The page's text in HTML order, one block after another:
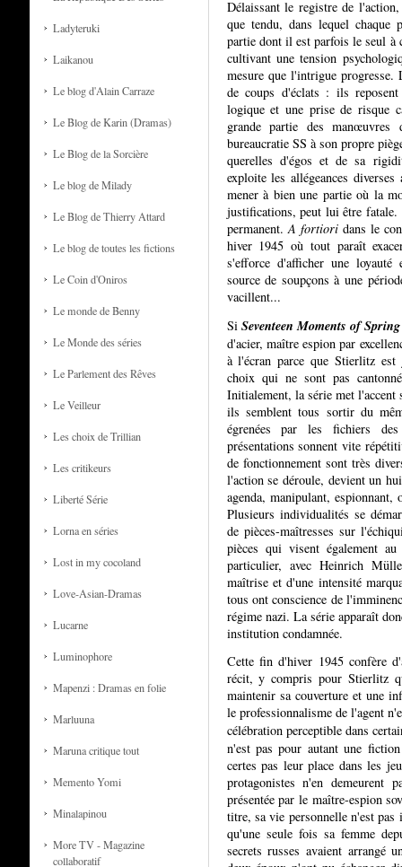
Ladyteruki
Laikanou
Le blog d'Alain Carraze
Le Blog de Karin (Dramas)
Le Blog de la Sorcière
Le blog de Milady
Le Blog de Thierry Attard
Le blog de toutes les fictions
Le Coin d'Oniros
Le monde de Benny
Le Monde des séries
Le Parlement des Rêves
Le Veilleur
Les choix de Trillian
Les critikeurs
Liberté Série
Lorna en séries
Lost in my cocoland
Love-Asian-Dramas
Lucarne
Luminophore
Mapenzi : Dramas en folie
Marluuna
Maruna critique tout
Memento Yomi
Minalapinou
More TV - Magazine
collaboratif
Délaissant le registre de
que tendu, dans lequel chaque
partie dont il est parfois le seul à
cultivant une tension
mesure que l'intrigue
de coups d'éclats : ils
logique et une prise de risque
grande partie des
bureaucratie SS à son propre
querelles d'égos et de sa
exploite les allégeances
mener à bien une partie où la
justifications, peut lui être fatale.
permanent.A fortioridans le
hiver 1945 où tout paraît
s'efforce d'afficher une
source de soupçons à une
vacillent...
Si Seventeen Moments of Spring
d'acier, maître espion par
à l'écran parce que Stierlitz est
choix qui ne sont pas
Initialement, la série met
ils semblent tous sortir du
égrenées par les fichiers
présentations sonnent vite
de fonctionnement sont très
l'action se déroule, devient un
agenda, manipulant,
Plusieurs individualités se
de pièces-maîtresses sur
pièces qui visent également
particulier, avec Heinrich
maîtrise et d'une intensité
tous ont conscience de
régime nazi. La série apparaît
institution condamnée.
Cette fin d'hiver 1945 confère
récit, y compris pour Stierlitz
maintenir sa couverture et une
le professionnalisme de l'agent
célébration perceptible dans
n'est pas pour autant une
certes pas leur place dans les
protagonistes n'en demeurent
présentée par le maître-espion
titre, sa vie personnelle n'est
qu'une seule fois sa femme
secrets russes avaient arrangé